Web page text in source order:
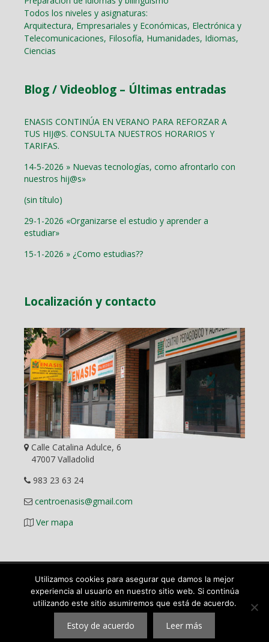
Todos los niveles y asignaturas:
Arquitectura, Empresariales y Económicas, Electrónica y
Telecomunicaciones, Filosofía, Humanidades, Idiomas,
Ciencias
Blog / Videoblog – Últimas entradas
ENASIS CONTINÚA EN VERANO PARA REFORZAR A
TUS HIJ@S. CONSULTA NUESTROS HORARIOS Y
TARIFAS.
14-5-2026 » Nuevas tecnologías, como afrontarlo con
nuestros hij@s»
(sin título)
29-1-2026 «Organizarse el estudio y aprender a
estudiar»
15-1-2026 » ¿Como estudias??
Localización y contacto
Calle Catalina Adulce, 6
47007 Valladolid
983 23 63 24
centroenasis@gmail.com
Ver mapa
Diseño Web
2026 ENASIS Centro Pedagógico y Académico en Valladolid.
| Aviso legal
Utilizamos cookies para asegurar que damos la mejor
experiencia al usuario en nuestro sitio web. Si continúa
utilizando este sitio asumiremos que está de acuerdo.
Estoy de acuerdo Leer más